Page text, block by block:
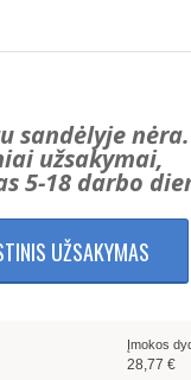
sandėlyje nėra.
užsakymai,
5-18 darbo
UŽSAKYMAS
Įmokos
28,77 €